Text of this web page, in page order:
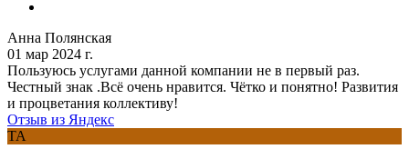
Анна Полянская
01 мар 2024 г.
Пользуюсь услугами данной компании не в первый раз.
Честный знак .Всё очень нравится. Чётко и понятно! Развития
и процветания коллективу!
Отзыв из Яндекс
ТА